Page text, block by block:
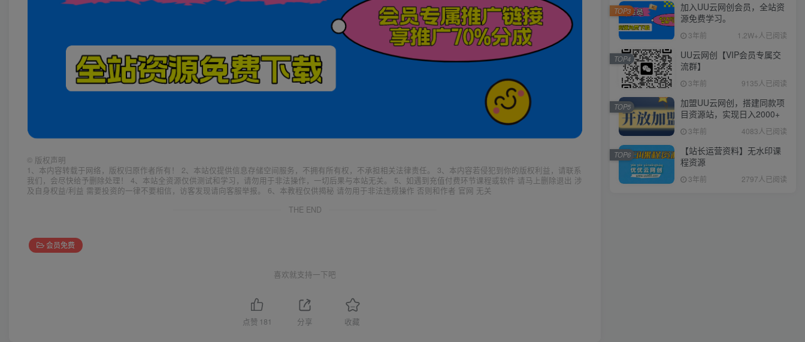
© 版权声明
1、本内容转载于网络，版权归原作者所有！ 2、本站仅提供信息存储空间服务，不拥有所有权，不承担相关法律责任。 3、本内容若侵犯到你的版权利益，请联系
我们，会尽快给予删除处理！ 4、本站全资源仅供测试和学习，请勿用于非法操作，一切后果与本站无关。 5、如遇到充值付费环节课程或软件 请马上删除退出 涉
及自身权益/利益 需要投资的一律不要相信，访客发现请向客服举报。 6、本教程仅供揭秘 请勿用于非法违规操作 否则和作者 官网 无关
THE END
会员免费
喜欢就支持一下吧
点赞 181 分享 收藏
加入UU云网创会员，全站资
源免费学习。
3年前 1.2W+人已阅读
TOP3
UU云网创【VIP会员专属交
流群】
3年前 9135人已阅读
TOP4
加盟UU云网创，搭建同款项
目资源站，实现日入2000+
3年前 4083人已阅读
TOP5
【站长运营资料】无水印课
程资源
3年前 2797人已阅读
TOP6